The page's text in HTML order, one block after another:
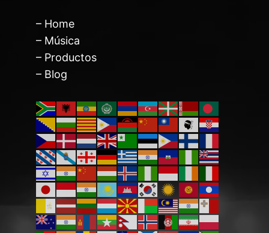
– Home
– Música
– Productos
– Blog